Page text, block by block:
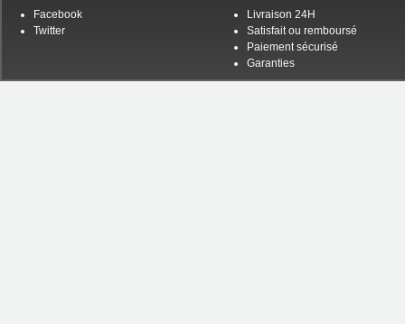
Facebook
Twitter
Livraison 24H
Satisfait ou remboursé
Paiement sécurisé
Garanties